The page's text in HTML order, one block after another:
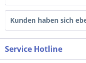
Kunden haben sich
Service Hotline